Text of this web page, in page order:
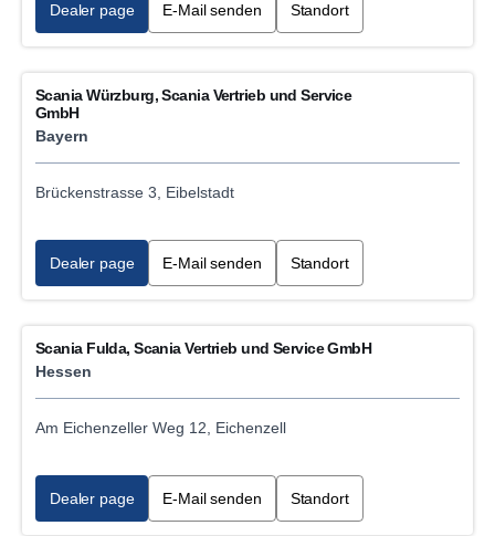
Dealer page E-Mail senden Standort
Scania Würzburg, Scania Vertrieb und Service
GmbH
Bayern
Brückenstrasse 3, Eibelstadt
Dealer page E-Mail senden Standort
Scania Fulda, Scania Vertrieb und Service GmbH
Hessen
Am Eichenzeller Weg 12, Eichenzell
Dealer page E-Mail senden Standort